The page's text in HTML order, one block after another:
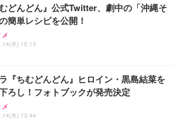
むどんどん』公式Twitter、劇中の「沖縄そ
簡単レシピを公開！
木) 15:15
『ちむどんどん』ヒロイン・黒島結菜を
ろし！フォトブックが発売決定
木) 13:44